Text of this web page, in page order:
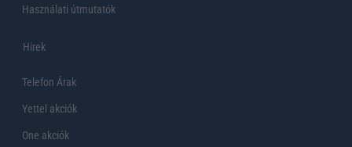
Használati útmutatók
Hirek
Telefon Árak
Yettel akciók
One akciók